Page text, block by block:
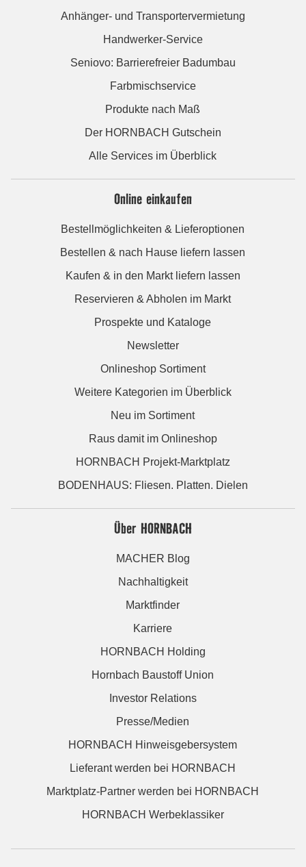
Anhänger- und Transportervermietung
Handwerker-Service
Seniovo: Barrierefreier Badumbau
Farbmischservice
Produkte nach Maß
Der HORNBACH Gutschein
Alle Services im Überblick
Online einkaufen
Bestellmöglichkeiten & Lieferoptionen
Bestellen & nach Hause liefern lassen
Kaufen & in den Markt liefern lassen
Reservieren & Abholen im Markt
Prospekte und Kataloge
Newsletter
Onlineshop Sortiment
Weitere Kategorien im Überblick
Neu im Sortiment
Raus damit im Onlineshop
HORNBACH Projekt-Marktplatz
BODENHAUS: Fliesen. Platten. Dielen
Über HORNBACH
MACHER Blog
Nachhaltigkeit
Marktfinder
Karriere
HORNBACH Holding
Hornbach Baustoff Union
Investor Relations
Presse/Medien
HORNBACH Hinweisgebersystem
Lieferant werden bei HORNBACH
Marktplatz-Partner werden bei HORNBACH
HORNBACH Werbeklassiker